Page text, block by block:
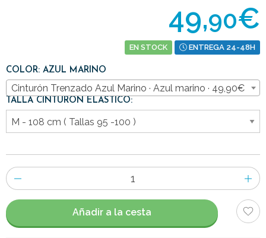
49,90€
EN STOCK ENTREGA 24-48H
COLOR: AZUL MARINO
Cinturón Trenzado Azul Marino · Azul marino · 49,90€
TALLA CINTURÓN ELÁSTICO:
Número
de
artículos
Añadir a la cesta